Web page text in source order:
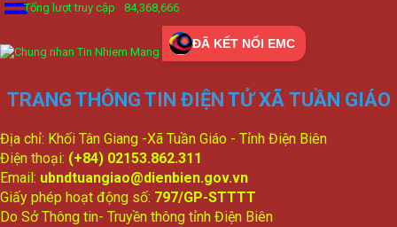
Tổng lượt truy cập 84,368,666
ĐÃ KẾT NỐI EMC
TRANG THÔNG TIN ĐIỆN TỬ XÃ TUẦN GIÁO
Địa chỉ: Khối Tân Giang -Xã Tuần Giáo - Tỉnh Điện Biên
Điện thoại: (+84) 02153.862.311
Email: ubndtuangiao@dienbien.gov.vn
Giấy phép hoạt động số: 797/GP-STTTT
Do Sở Thông tin- Truyền thông tỉnh Điện Biên